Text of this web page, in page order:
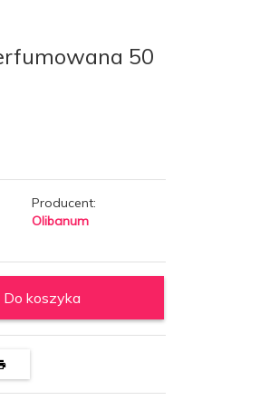
50
Producent:
Olibanum
Do koszyka